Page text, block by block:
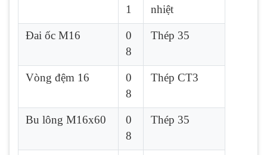
1
nhiệt
Đai ốc M16
0
8
Thép 35
Vòng đệm 16
0
8
Thép CT3
Bu lông M16x60
0
8
Thép 35